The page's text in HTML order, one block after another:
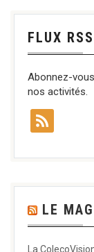
FLUX RSS
Abonnez-
nos activités.
LE MAG
La